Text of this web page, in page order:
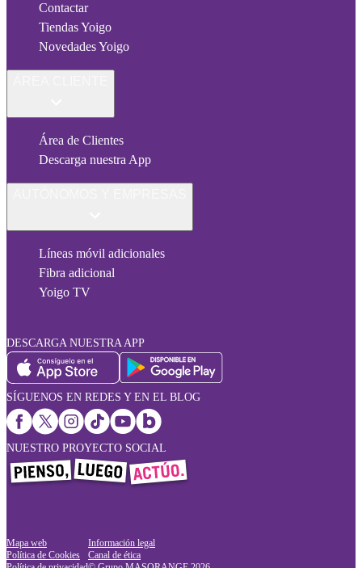
Contactar
Tiendas Yoigo
Novedades Yoigo
Área de Clientes
Descarga nuestra App
Líneas móvil adicionales
Fibra adicional
Yoigo TV
DESCARGA NUESTRA APP
SÍGUENOS EN REDES Y EN EL BLOG
NUESTRO PROYECTO SOCIAL
Mapa web
Política de Cookies
Información legal
Canal de ética